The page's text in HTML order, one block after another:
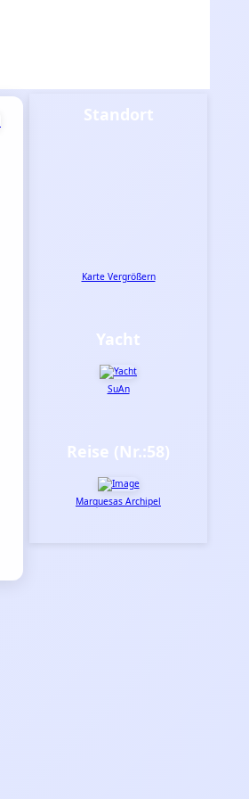
Standort
Karte Vergrößern
Yacht
SuAn
Reise (Nr.:58)
Marquesas Archipel